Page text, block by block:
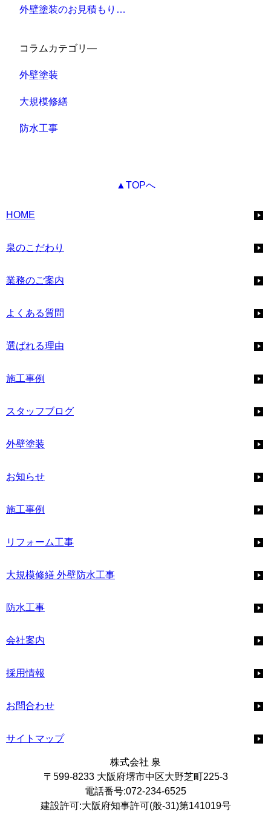
外壁塗装のお見積もり…
コラムカテゴリ―
外壁塗装
大規模修繕
防水工事
▲TOPへ
HOME
泉のこだわり
業務のご案内
よくある質問
選ばれる理由
施工事例
スタッフブログ
外壁塗装
お知らせ
施工事例
リフォーム工事
大規模修繕 外壁防水工事
防水工事
会社案内
採用情報
お問合わせ
サイトマップ
株式会社 泉
〒599-8233 大阪府堺市中区大野芝町225-3
電話番号:072-234-6525
建設許可:大阪府知事許可(般-31)第141019号